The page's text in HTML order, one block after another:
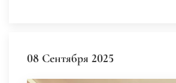
08 Сентября 2025